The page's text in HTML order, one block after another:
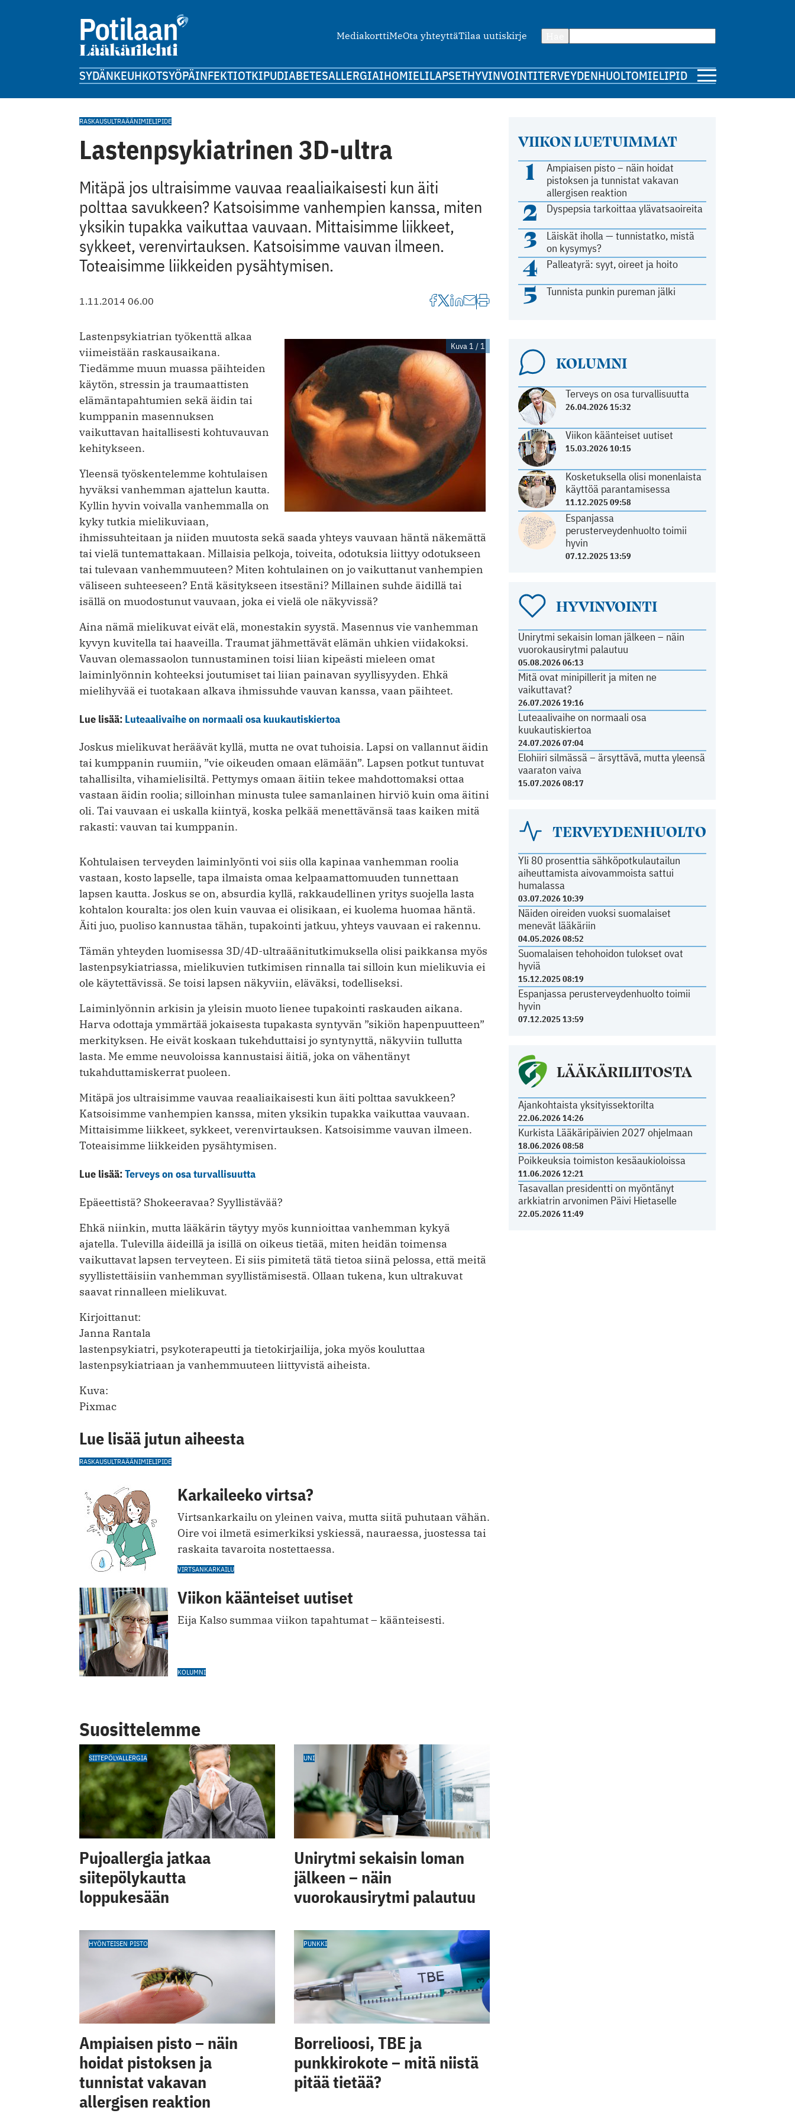
MediakorttiMeOta yhteyttäTilaa uutiskirje
SYDÄNKEUHKOTSYÖPÄINFEKTIOTKIPUDIABETESALLERGIAIHOMIELILAPSETHYVINVOINTITERVEYDENHUOLTOMIELIPIDE
VIIKON LUETUIMMAT
1
Ampiaisen pisto – näin hoidat
pistoksen ja tunnistat vakavan
allergisen reaktion
2 Dyspepsia tarkoittaa ylävatsaoireita
3
Läiskät iholla — tunnistatko, mistä
on kysymys?
4 Palleatyrä: syyt, oireet ja hoito
5 Tunnista punkin pureman jälki
KOLUMNI
Terveys on osa turvallisuutta
26.04.2026 15:32
Viikon käänteiset uutiset
15.03.2026 10:15
Kosketuksella olisi monenlaista
käyttöä parantamisessa
11.12.2025 09:58
Espanjassa
perusterveydenhuolto toimii
hyvin
07.12.2025 13:59
HYVINVOINTI
Unirytmi sekaisin loman jälkeen – näin
vuorokausirytmi palautuu
05.08.2026 06:13
Mitä ovat minipillerit ja miten ne
vaikuttavat?
26.07.2026 19:16
Luteaalivaihe on normaali osa
kuukautiskiertoa
24.07.2026 07:04
Elohiiri silmässä – ärsyttävä, mutta yleensä
vaaraton vaiva
15.07.2026 08:17
TERVEYDENHUOLTO
Yli 80 prosenttia sähköpotkulautailun
aiheuttamista aivovammoista sattui
humalassa
03.07.2026 10:39
Näiden oireiden vuoksi suomalaiset
menevät lääkäriin
04.05.2026 08:52
Suomalaisen tehohoidon tulokset ovat
hyviä
15.12.2025 08:19
Espanjassa perusterveydenhuolto toimii
hyvin
07.12.2025 13:59
LÄÄKÄRILIITOSTA
Ajankohtaista yksityissektorilta
22.06.2026 14:26
Kurkista Lääkäripäivien 2027 ohjelmaan
18.06.2026 08:58
Poikkeuksia toimiston kesäaukioloissa
11.06.2026 12:21
Tasavallan presidentti on myöntänyt
arkkiatrin arvonimen Päivi Hietaselle
22.05.2026 11:49
RASKAUSULTRAÄÄNIMIELIPIDE
Lastenpsykiatrinen 3D-ultra
Mitäpä jos ultraisimme vauvaa reaaliaikaisesti kun äiti
polttaa savukkeen? Katsoisimme vanhempien kanssa, miten
yksikin tupakka vaikuttaa vauvaan. Mittaisimme liikkeet,
sykkeet, verenvirtauksen. Katsoisimme vauvan ilmeen.
Toteaisimme liikkeiden pysähtymisen.
1.11.2014 06.00
Kuva 1 / 1
Lastenpsykiatrian työkenttä alkaa
viimeistään raskausaikana.
Tiedämme muun muassa päihteiden
käytön, stressin ja traumaattisten
elämäntapahtumien sekä äidin tai
kumppanin masennuksen
vaikuttavan haitallisesti kohtuvauvan
kehitykseen.
Yleensä työskentelemme kohtulaisen
hyväksi vanhemman ajattelun kautta.
Kyllin hyvin voivalla vanhemmalla on
kyky tutkia mielikuviaan,
ihmissuhteitaan ja niiden muutosta sekä saada yhteys vauvaan häntä näkemättä
tai vielä tuntemattakaan. Millaisia pelkoja, toiveita, odotuksia liittyy odotukseen
tai tulevaan vanhemmuuteen? Miten kohtulainen on jo vaikuttanut vanhempien
väliseen suhteeseen? Entä käsitykseen itsestäni? Millainen suhde äidillä tai
isällä on muodostunut vauvaan, joka ei vielä ole näkyvissä?
Aina nämä mielikuvat eivät elä, monestakin syystä. Masennus vie vanhemman
kyvyn kuvitella tai haaveilla. Traumat jähmettävät elämän uhkien viidakoksi.
Vauvan olemassaolon tunnustaminen toisi liian kipeästi mieleen omat
laiminlyönnin kohteeksi joutumiset tai liian painavan syyllisyyden. Ehkä
mielihyvää ei tuotakaan alkava ihmissuhde vauvan kanssa, vaan päihteet.
Lue lisää: Luteaalivaihe on normaali osa kuukautiskiertoa
Joskus mielikuvat heräävät kyllä, mutta ne ovat tuhoisia. Lapsi on vallannut äidin
tai kumppanin ruumiin, ”vie oikeuden omaan elämään”. Lapsen potkut tuntuvat
tahallisilta, vihamielisiltä. Pettymys omaan äitiin tekee mahdottomaksi ottaa
vastaan äidin roolia; silloinhan minusta tulee samanlainen hirviö kuin oma äitini
oli. Tai vauvaan ei uskalla kiintyä, koska pelkää menettävänsä taas kaiken mitä
rakasti: vauvan tai kumppanin.
Kohtulaisen terveyden laiminlyönti voi siis olla kapinaa vanhemman roolia
vastaan, kosto lapselle, tapa ilmaista omaa kelpaamattomuuden tunnettaan
lapsen kautta. Joskus se on, absurdia kyllä, rakkaudellinen yritys suojella lasta
kohtalon kouralta: jos olen kuin vauvaa ei olisikaan, ei kuolema huomaa häntä.
Äiti juo, puoliso kannustaa tähän, tupakointi jatkuu, yhteys vauvaan ei rakennu.
Tämän yhteyden luomisessa 3D/4D-ultraäänitutkimuksella olisi paikkansa myös
lastenpsykiatriassa, mielikuvien tutkimisen rinnalla tai silloin kun mielikuvia ei
ole käytettävissä. Se toisi lapsen näkyviin, eläväksi, todelliseksi.
Laiminlyönnin arkisin ja yleisin muoto lienee tupakointi raskauden aikana.
Harva odottaja ymmärtää jokaisesta tupakasta syntyvän ”sikiön hapenpuutteen”
merkityksen. He eivät koskaan tukehduttaisi jo syntynyttä, näkyviin tullutta
lasta. Me emme neuvoloissa kannustaisi äitiä, joka on vähentänyt
tukahduttamiskerrat puoleen.
Mitäpä jos ultraisimme vauvaa reaaliaikaisesti kun äiti polttaa savukkeen?
Katsoisimme vanhempien kanssa, miten yksikin tupakka vaikuttaa vauvaan.
Mittaisimme liikkeet, sykkeet, verenvirtauksen. Katsoisimme vauvan ilmeen.
Toteaisimme liikkeiden pysähtymisen.
Lue lisää:Terveys on osa turvallisuutta
Epäeettistä? Shokeeravaa? Syyllistävää?
Ehkä niinkin, mutta lääkärin täytyy myös kunnioittaa vanhemman kykyä
ajatella. Tulevilla äideillä ja isillä on oikeus tietää, miten heidän toimensa
vaikuttavat lapsen terveyteen. Ei siis pimitetä tätä tietoa siinä pelossa, että meitä
syyllistettäisiin vanhemman syyllistämisestä. Ollaan tukena, kun ultrakuvat
saavat rinnalleen mielikuvat.
Kirjoittanut:
Janna Rantala
lastenpsykiatri, psykoterapeutti ja tietokirjailija, joka myös kouluttaa
lastenpsykiatriaan ja vanhemmuuteen liittyvistä aiheista.
Kuva:
Pixmac
Lue lisää jutun aiheesta
RASKAUSULTRAÄÄNIMIELIPIDE
Karkaileeko virtsa?
Virtsankarkailu on yleinen vaiva, mutta siitä puhutaan vähän.
Oire voi ilmetä esimerkiksi yskiessä, nauraessa, juostessa tai
raskaita tavaroita nostettaessa.
VIRTSANKARKAILU
Viikon käänteiset uutiset
Eija Kalso summaa viikon tapahtumat – käänteisesti.
KOLUMNI
Suosittelemme
SIITEPÖLYALLERGIA
Pujoallergia jatkaa
siitepölykautta
loppukesään
UNI
Unirytmi sekaisin loman
jälkeen – näin
vuorokausirytmi palautuu
HYÖNTEISEN PISTO
Ampiaisen pisto – näin
hoidat pistoksen ja
tunnistat vakavan
allergisen reaktion
PUNKKI
Borrelioosi, TBE ja
punkkirokote – mitä niistä
pitää tietää?